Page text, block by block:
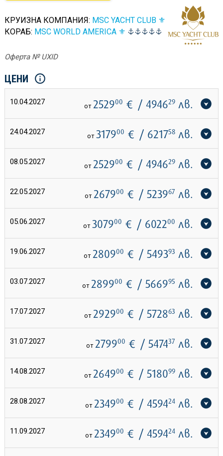
КРУИЗНА КОМПАНИЯ: MSC YACHT CLUB ⚜
КОРАБ: MSC WORLD AMERICA ⚜
Оферта № UXID
ЦЕНИ
10.04.2027 от 252900 € / 494629лв.
24.04.2027 от 317900 € / 621758лв.
08.05.2027 от 252900 € / 494629лв.
22.05.2027 от 267900 € / 523967 лв.
05.06.2027 от 307900 € / 602200 лв.
19.06.2027 от 280900 € / 549393 лв.
03.07.2027 от 289900 € / 566995 лв.
17.07.2027 от 292900 € / 572863 лв.
31.07.2027 от 279900 € / 547437 лв.
14.08.2027 от 264900 € / 518099лв.
28.08.2027 от 234900 € / 459424лв.
11.09.2027 от 234900 € / 459424лв.